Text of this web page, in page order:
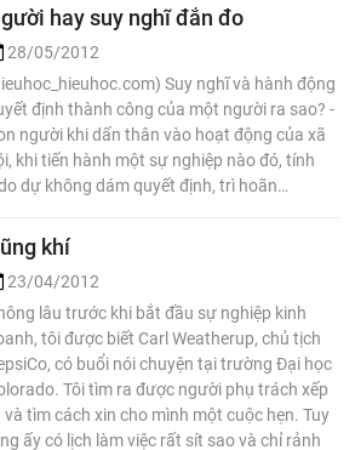
hay suy nghĩ đắn đo
28/05/2012
Suy nghĩ và hành động
định thành công của một người ra sao? -
người khi dấn thân vào hoạt động của xã
khi tiến hành một sự nghiệp nào đó, tính
dự không dám quyết định, trì hoãn…
khí
23/04/2012
lâu trước khi bắt đầu sự nghiệp kinh
tôi được biết Carl Weatherup, chủ tịch
có buổi nói chuyện tại trường Đại học
Tôi tìm ra được người phụ trách xếp
và tìm cách xin cho mình một cuộc hẹn. Tuy
ấy có lịch làm việc rất sít sao và chỉ rảnh